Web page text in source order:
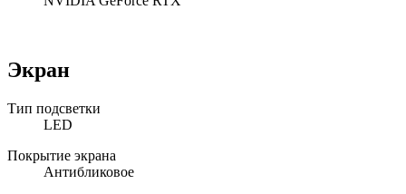
Экран
Тип подсветки
LED
Покрытие экрана
Антибликовое